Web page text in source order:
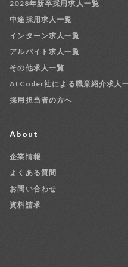
2028年新卒採用求人一覧
中途採用求人一覧
インターン求人一覧
アルバイト求人一覧
その他求人一覧
AtCoder社による職業紹介求人
採用担当者の方へ
About
企業情報
よくある質問
お問い合わせ
資料請求